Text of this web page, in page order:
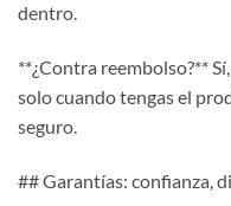
dentro.
**¿Contra reembolso?**
solo cuando tengas el
seguro.
## Garantías: confianza,